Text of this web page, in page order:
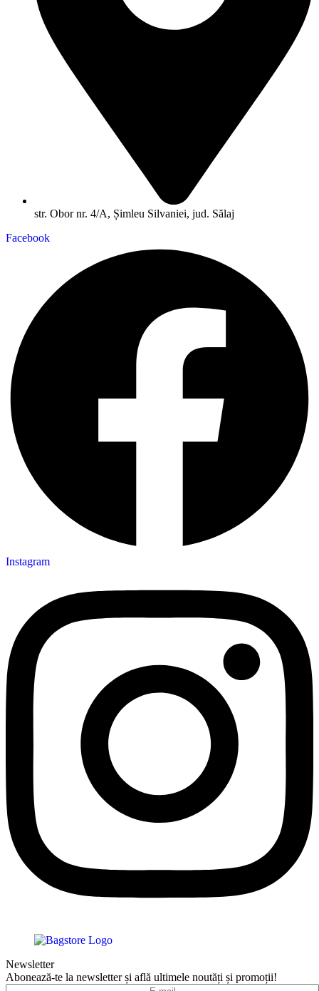
str. Obor nr. 4/A, Șimleu Silvaniei, jud. Sălaj
Facebook
Instagram
Newsletter
Abonează-te la newsletter și află ultimele noutăți și promoții!